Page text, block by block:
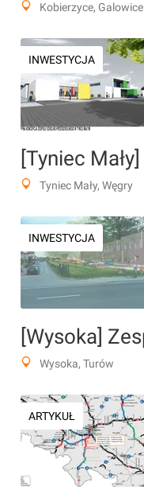
Kobierzyce, Galowice
INWESTYCJA
Tyniec Mały, Węgry
INWESTYCJA
Wysoka, Turów
ARTYKUŁ